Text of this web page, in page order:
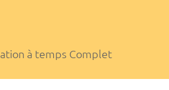
à temps Complet